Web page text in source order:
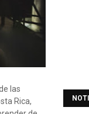
las
Rica,